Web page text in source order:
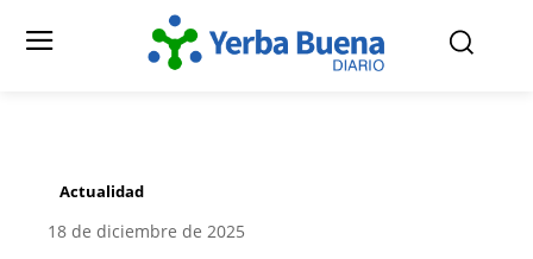
Actualidad
18 de diciembre de 2025